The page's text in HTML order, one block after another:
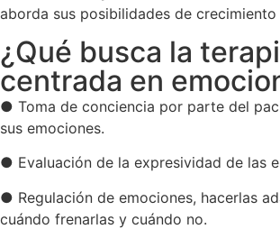
aborda sus posibilidades de
¿Qué busca la
centrada en
● Toma de conciencia por parte del
sus emociones.
● Evaluación de la expresividad de las
● Regulación de emociones, hacerlas
cuándo frenarlas y cuándo no.